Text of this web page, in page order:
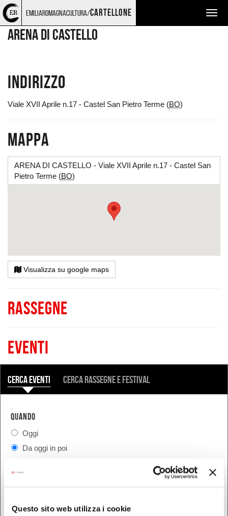
Questo sito web utilizza i cookie
Torna
alla
home
page
Cerca
nel
sito
Salta
ai
contenuti
Salta
al
menu
principale
emiliaromagnacultura/cartellone
LUOGHI
ARENA DI CASTELLO
Indirizzo
Viale XVII Aprile n.17 - Castel San Pietro Terme (BO)
Mappa
ARENA DI CASTELLO - Viale XVII Aprile n.17 - Castel San
Pietro Terme (BO)
Visualizza su google maps
Rassegne
Eventi
COSA
Cerca eventi Cerca rassegne e festival
QUANDO
Oggi
Da oggi in poi